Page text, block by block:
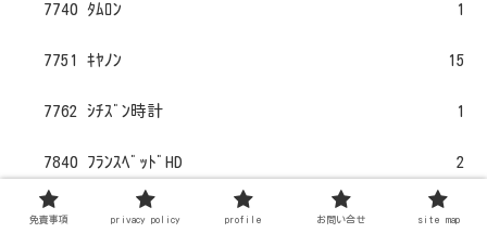
7740 ﾀﾑﾛﾝ 1
7751 ｷﾔﾉﾝ 15
7762 ｼﾁｽﾞﾝ時計 1
7840 ﾌﾗﾝｽﾍﾞｯﾄﾞHD 2
7893 ﾌﾟﾛﾈｸｻｽ
免責事項 privacy policy profile お問い合せ site map